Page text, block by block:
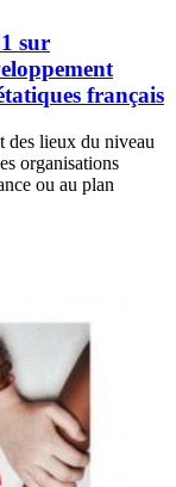
sur
français
des lieux du niveau
organisations
ou au plan